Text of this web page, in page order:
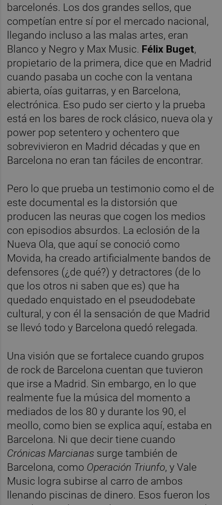
barcelonés. Los dos grandes sellos, que
competían entre sí por el mercado nacional,
llegando incluso a las malas artes, eran
Blanco y Negro y Max Music. Félix Buget,
propietario de la primera, dice que en Madrid
cuando pasaba un coche con la ventana
abierta, oías guitarras, y en Barcelona,
electrónica. Eso pudo ser cierto y la prueba
está en los bares de rock clásico, nueva ola y
power pop setentero y ochentero que
sobrevivieron en Madrid décadas y que en
Barcelona no eran tan fáciles de encontrar.
Pero lo que prueba un testimonio como el de
este documental es la distorsión que
producen las neuras que cogen los medios
con episodios absurdos. La eclosión de la
Nueva Ola, que aquí se conoció como
Movida, ha creado artificialmente bandos de
defensores (¿de qué?) y detractores (de lo
que los otros ni saben que es) que ha
quedado enquistado en el pseudodebate
cultural, y con él la sensación de que Madrid
se llevó todo y Barcelona quedó relegada.
Una visión que se fortalece cuando grupos
de rock de Barcelona cuentan que tuvieron
que irse a Madrid. Sin embargo, en lo que
realmente fue la música del momento a
mediados de los 80 y durante los 90, el
meollo, como bien se explica aquí, estaba en
Barcelona. Ni que decir tiene cuando
Crónicas Marcianas surge también de
Barcelona, como Operación Triunfo, y Vale
Music logra subirse al carro de ambos
llenando piscinas de dinero. Esos fueron los